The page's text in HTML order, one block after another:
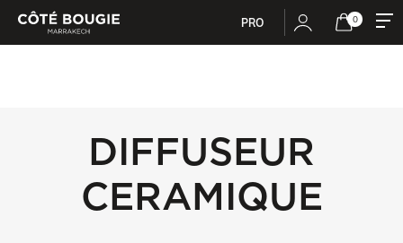
PRO 0
DIFFUSEUR
CERAMIQUE